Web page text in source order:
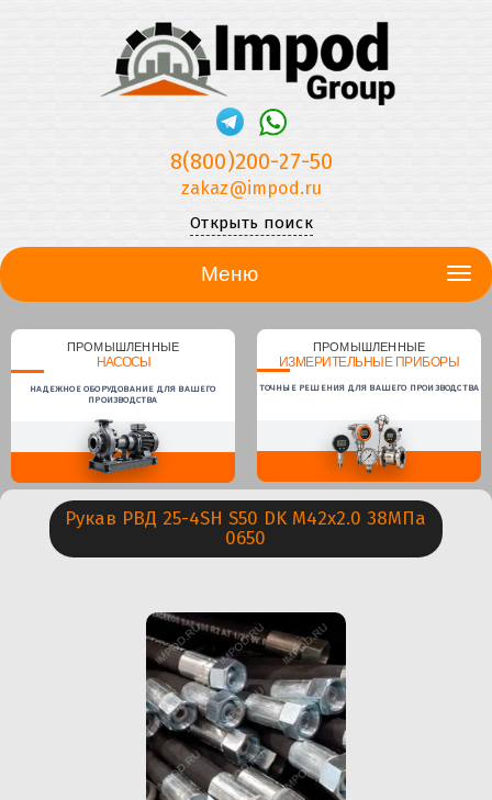
8(800)200-27-50
zakaz@impod.ru
Открыть поиск
Меню
ПРОМЫШЛЕННЫЕ
НАСОСЫ
НАДЕЖНОЕ ОБОРУДОВАНИЕ ДЛЯ ВАШЕГО
ПРОИЗВОДСТВА
ПРОМЫШЛЕННЫЕ
ИЗМЕРИТЕЛЬНЫЕ ПРИБОРЫ
ТОЧНЫЕ РЕШЕНИЯ ДЛЯ ВАШЕГО ПРОИЗВОДСТВА
Рукав РВД 25-4SH S50 DK М42х2.0 38МПа
0650